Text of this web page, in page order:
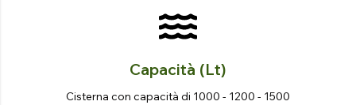
Capacità (lt)
Cisterna con capacità di 1000 - 1200 - 1500